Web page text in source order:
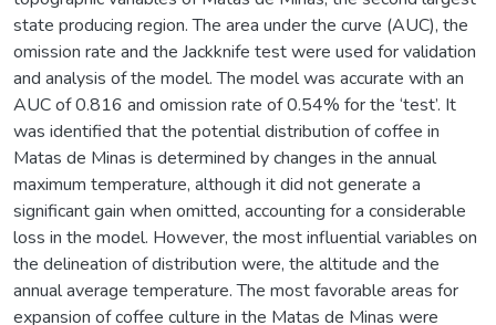
state producing region. The area under the curve (AUC), the
omission rate and the Jackknife test were used for validation
and analysis of the model. The model was accurate with an
AUC of 0.816 and omission rate of 0.54% for the ‘test’. It
was identified that the potential distribution of coffee in
Matas de Minas is determined by changes in the annual
maximum temperature, although it did not generate a
significant gain when omitted, accounting for a considerable
loss in the model. However, the most influential variables on
the delineation of distribution were, the altitude and the
annual average temperature. The most favorable areas for
expansion of coffee culture in the Matas de Minas were